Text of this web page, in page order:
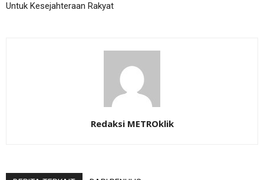
Untuk Kesejahteraan Rakyat
Redaksi METROklik